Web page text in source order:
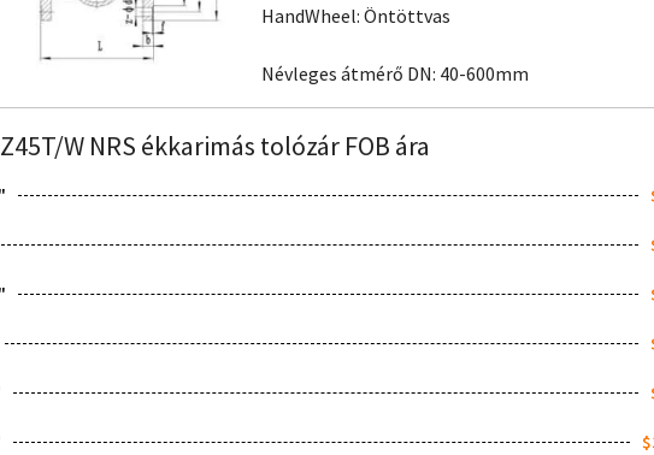
HandWheel: Öntöttvas
Névleges átmérő DN: 40-600mm
W NRS ékkarimás tolózár FOB ára